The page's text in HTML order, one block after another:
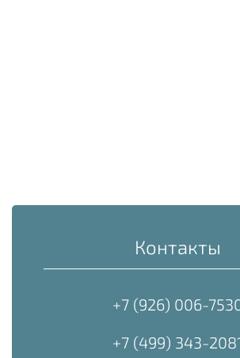
Контакты
+7 (926) 006-
+7 (499) 343-